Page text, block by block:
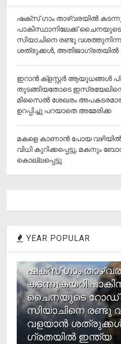
ഷക്സ് ​ഗാം താഴ്‌വരയിൽ
പാകിസ്ഥാനിലേക്ക്
സിയാചിനെ രണ്ടു
ശത്രുക്കൾ, അതിജാ​ഗ്രതയിൽ
ഇറാന്‍ ക്‌ളസ്റ്റര്‍ ആയുധങ്ങള്‍
തുടങ്ങിയതോടെ
മിസൈല്‍ ശേഖരം
ഉറപ്പിച്ചു പറയാതെ അമേരിക്ക
മകളെ കാണാന്‍ പോയ വഴിയില്‍
വിധി കുറിക്കപ്പെട്ടു, മകനും
കൊല്ലപ്പെട്ടു
YEAR POPULAR
ഷക്സ് ​ഗാം
കടന്നുകയറി
ചൈനയുടെ റോഡ്
സിയാചിനെ രണ്ടു
വളയാൻ
ഗ്രതയിൽ ഇന്ത്യ